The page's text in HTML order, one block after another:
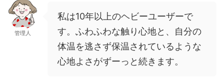
管理人
私は10年以上のヘビーユーザーで
す。ふわふわな触り心地と、自分の
体温を逃さず保温されているような
心地よさがずーっと続きます。